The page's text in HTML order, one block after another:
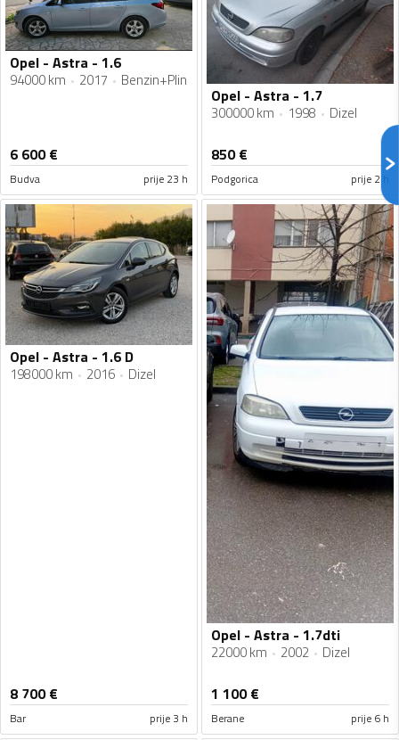
Opel - Astra - 1.6
94000 km 2017 Benzin+Plin
6 600€
Budva prije 23 h
Opel - Astra - 1.7
300000 km 1998 Dizel
850€
Podgorica prije 2 h
Opel - Astra - 1.6 D
198000 km 2016 Dizel
8 700€
Bar prije 3 h
Opel - Astra - 1.7dti
22000 km 2002 Dizel
1 100€
Berane prije 6 h